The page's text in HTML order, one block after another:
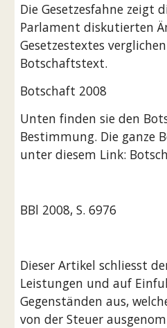
Die Gesetzesfahne zeigt
Parlament diskutierten
Gesetzestextes
Botschaftstext.
Botschaft 2008
Unten finden sie den
Bestimmung. Die ganze
unter diesem Link:
BBl 2008, S. 6976
Dieser Artikel schliesst
Leistungen und auf
Gegenständen aus,
von der Steuer